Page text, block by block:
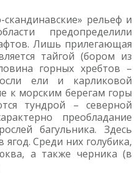
рельеф и
предопределили
Лишь прилегающая
тайгой (бором из
горных хребтов –
ели и карликовой
к морским берегам горы
тундрой – северной
преобладание
багульника. Здесь
Среди них голубика,
а также черника (в